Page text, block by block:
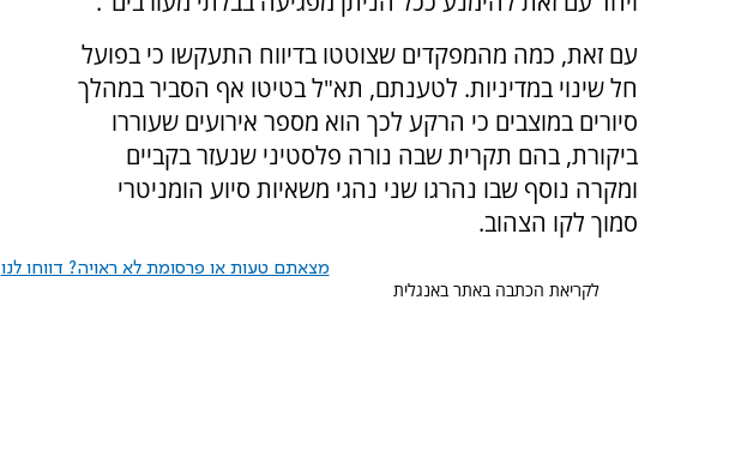
עם זאת, כמה מהמפקדים שצוטטו בדיווח התעקשו כי בפועל
חל שינוי במדיניות. לטענתם, תא"ל בטיטו אף הסביר במהלך
סיורים במוצבים כי הרקע לכך הוא מספר אירועים שעוררו
ביקורת, בהם תקרית שבה נורה פלסטיני שנעזר בקביים
ומקרה נוסף שבו נהרגו שני נהגי משאיות סיוע הומניטרי
סמוך לקו הצהוב.
מצאתם טעות או פרסומת לא ראויה? דווחו לנו
לקריאת הכתבה באתר באנגלית